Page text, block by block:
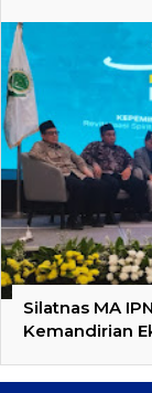
Silatnas MA
Kemandirian